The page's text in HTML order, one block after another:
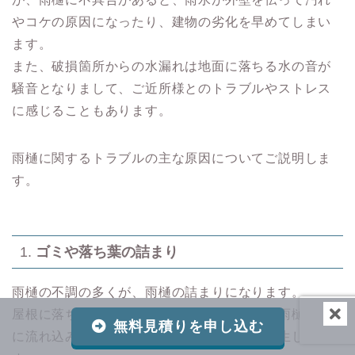
やコケの原因になったり、建物の劣化を早めてしまい
ます。
また、破損箇所からの水漏れは地面に落ちる水の音が
騒音となりまして、ご近所様とのトラブルやストレス
に感じることもあります。
雨樋に関するトラブルの主な原因についてご説明しま
す。
1. ゴミや落ち葉の詰まり
雨樋の不調の多くが、雨樋の詰まりになります。
屋根に落ちた葉っぱや土ぼこり、小枝などが雨樋の中
に流れ込み、排水を妨げることで詰まりが発生しま
無料見積りを申し込む